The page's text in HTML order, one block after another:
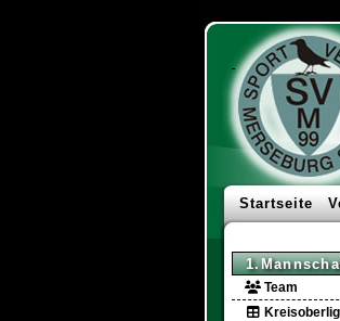
Startseite
Team